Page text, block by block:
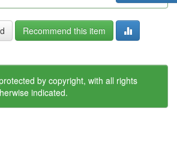
Recommend this item
by copyright, with all rights
indicated.